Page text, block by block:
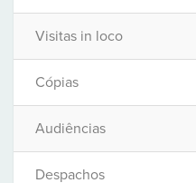
Visitas in loco
Cópias
Audiências
Despachos